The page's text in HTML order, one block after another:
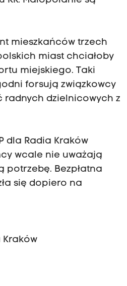
mieszkańców trzech
miast chciałoby
miejskiego. Taki
forsują związkowcy
radnych dzielnicowych z
dla Radia Kraków
wcale nie uważają
potrzebę. Bezpłatna
się dopiero na
Kraków